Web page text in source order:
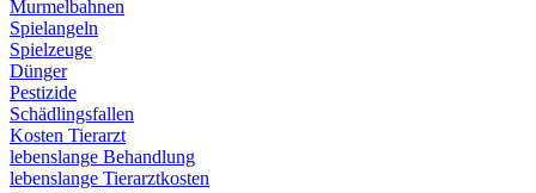
Murmelbahnen
Spielangeln
Spielzeuge
Dünger
Pestizide
Schädlingsfallen
Kosten Tierarzt
lebenslange Behandlung
lebenslange Tierarztkosten